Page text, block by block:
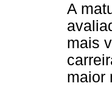
A
mais
maior